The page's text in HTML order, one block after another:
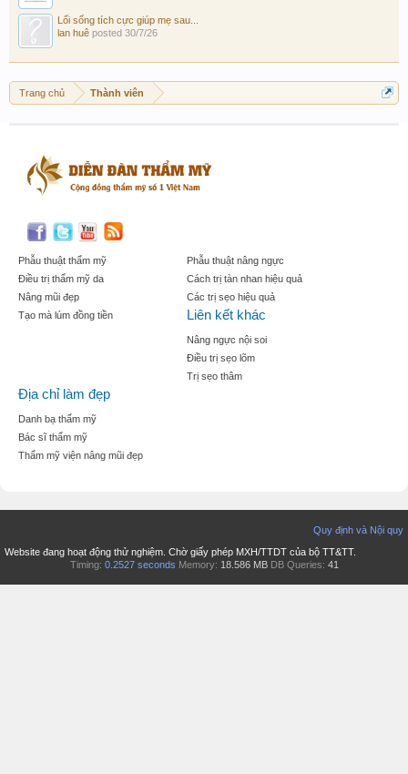
Lối sống tích cực giúp mẹ sau...
lan huê posted 30/7/26
Trang chủ Thành viên
Phẫu thuật thẩm mỹ
Điều trị thẩm mỹ da
Nâng mũi đẹp
Tạo mà lúm đồng tiền
Phẫu thuật nâng ngực
Cách trị tàn nhan hiệu quả
Các trị sẹo hiệu quả
Liên kết khác
Nâng ngực nội soi
Điều trị sẹo lõm
Trị sẹo thâm
Địa chỉ làm đẹp
Danh bạ thẩm mỹ
Bác sĩ thẩm mỹ
Thẩm mỹ viện nâng mũi đẹp
Quy định và Nội quy
Website đang hoạt động thử nghiệm. Chờ giấy phép MXH/TTDT của bộ TT&TT.
Timing: 0.2527 seconds Memory: 18.586 MB DB Queries: 41